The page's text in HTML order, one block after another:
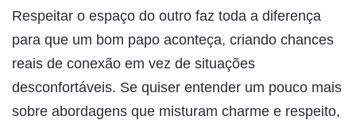
Respeitar o espaço do outro faz toda a diferença
para que um bom papo aconteça, criando chances
reais de conexão em vez de situações
desconfortáveis. Se quiser entender um pouco mais
sobre abordagens que misturam charme e respeito,